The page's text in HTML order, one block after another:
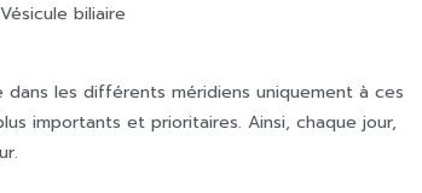
biliaire
les différents méridiens uniquement à ces
importants et prioritaires. Ainsi, chaque jour,